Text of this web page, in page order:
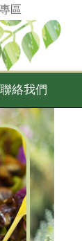
區
聯絡我們